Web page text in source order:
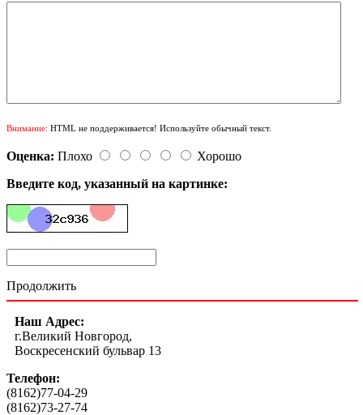
Внимание: HTML не поддерживается! Используйте обычный текст.
Оценка: Плохо
Хорошо
Введите код, указанный на картинке:
Продолжить
Наш Адрес:
г.Великий Новгород,
Воскресенский бульвар 13
Телефон:
(8162)77-04-29
(8162)73-27-74